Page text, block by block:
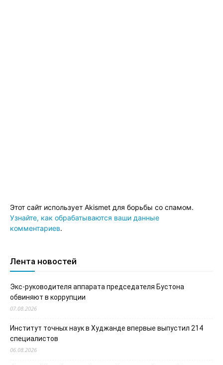
Этот сайт использует Akismet для борьбы со спамом.
Узнайте, как обрабатываются ваши данные
комментариев.
Лента новостей
Экс-руководителя аппарата председателя Бустона
обвиняют в коррупции
07.08.2026
Институт точных наук в Худжанде впервые выпустил 214
специалистов
06.08.2026